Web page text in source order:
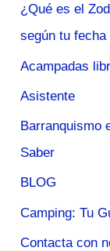
¿Qué es el
según tu
Acampadas
Asistente
Barranquismo
Saber
BLOG
Camping: Tu
Contacta con